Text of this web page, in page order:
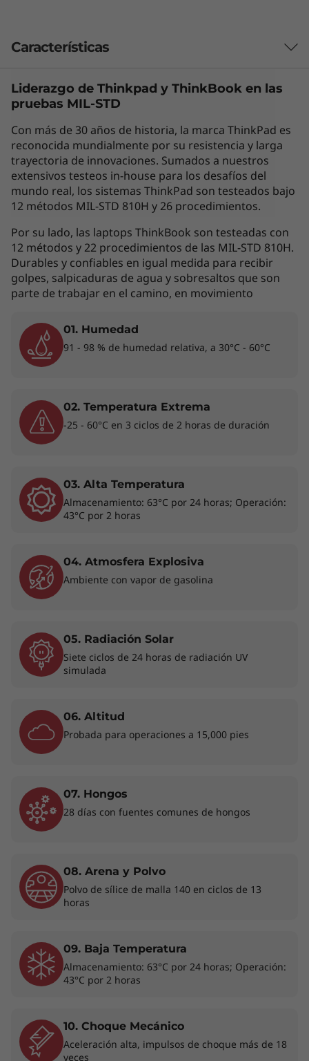
Características
Los accesorios exhibidos no están incluidos
Las características de cada producto pueden
variar según el país de adquisición del mismo,
por lo que la siguiente descripción no debe ser
interpretada como un compromiso
contractual. Te invitamos a revisar las
características específicas para cada producto
antes de realizar la compra online en la sección
'Ver Modelos' de esta misma página, o con un
asesor de ventas si es en una tienda física.
Productividad y conectividad de última
generación
la laptop ThinkPad E14 4ta generación ofrece
un rendimiento excepcional en una sola
notebook básica para empresas. Y con la
estarás al tanto de todo desde donde estés
trabajando.
* WiFi 6E requiere Windows 11 Pro. El funcionamiento depende
con las certificaciones regulatorias regionales y la asignación de
espectro.
Elegante a la par que práctica
mm/1,0" de grosor, la ThinkPad E14 4ta
generación es muy portátil. Con su estructura
delgada y una cubierta superior opcional de
cómodamente desde cualquier parte. También
cuenta con una gama completa de puertos,
como USB Tipo-C, para transferir datos,
Liderazgo de Thinkpad y ThinkBook en las
pruebas MIL-STD
Con más de 30 años de historia, la marca ThinkPad es
reconocida mundialmente por su resistencia y larga
trayectoria de innovaciones. Sumados a nuestros
extensivos testeos in-house para los desafíos del
mundo real, los sistemas ThinkPad son testeados bajo
12 métodos MIL-STD 810H y 26 procedimientos.
Por su lado, las laptops ThinkBook son testeadas con
12 métodos y 22 procedimientos de las MIL-STD 810H.
Durables y confiables en igual medida para recibir
golpes, salpicaduras de agua y sobresaltos que son
parte de trabajar en el camino, en movimiento
01. Humedad
91 - 98 % de humedad relativa, a 30°C - 60°C
02. Temperatura Extrema
-25 - 60°C en 3 ciclos de 2 horas de duración
03. Alta Temperatura
Almacenamiento: 63°C por 24 horas; Operación:
43°C por 2 horas
04. Atmosfera Explosiva
Ambiente con vapor de gasolina
05. Radiación Solar
Siete ciclos de 24 horas de radiación UV
simulada
06. Altitud
Probada para operaciones a 15,000 pies
07. Hongos
28 días con fuentes comunes de hongos
08. Arena y Polvo
Polvo de sílice de malla 140 en ciclos de 13
horas
09. Baja Temperatura
Almacenamiento: 63°C por 24 horas; Operación:
43°C por 2 horas
10. Choque Mecánico
Aceleración alta, impulsos de choque más de 18
veces